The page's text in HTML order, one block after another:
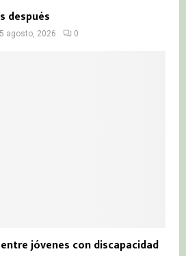
después
5 agosto, 2026 0
jóvenes con discapacidad